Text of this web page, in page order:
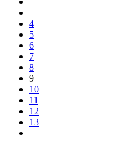
4
5
6
7
8
9
10
11
12
13